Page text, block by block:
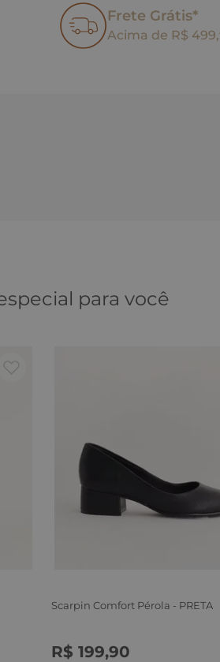
Frete Grátis*
Acima de R$
para você
Scarpin Comfort Pérola - PRETA
R$ 199,90